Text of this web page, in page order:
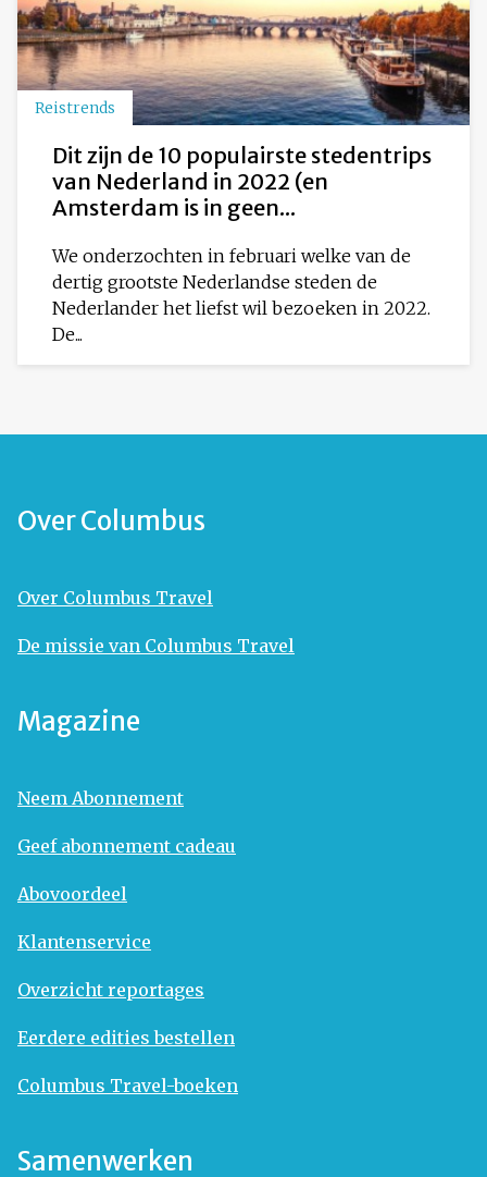
Reistrends
Dit zijn de 10 populairste stedentrips
van Nederland in 2022 (en
Amsterdam is in geen...
We onderzochten in februari welke van de
dertig grootste Nederlandse steden de
Nederlander het liefst wil bezoeken in 2022.
De...
Over Columbus
Over Columbus Travel
De missie van Columbus Travel
Magazine
Neem Abonnement
Geef abonnement cadeau
Abovoordeel
Klantenservice
Overzicht reportages
Eerdere edities bestellen
Columbus Travel-boeken
Samenwerken